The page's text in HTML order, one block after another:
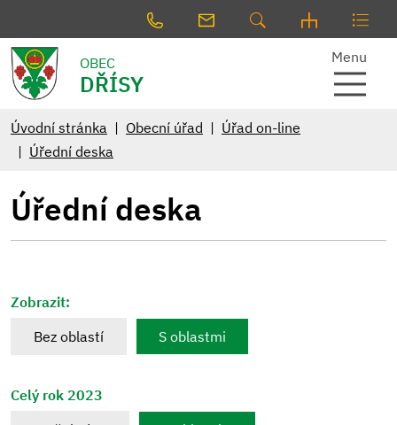
OBEC
DŘÍSY
Menu
Úvodní stránka Obecní úřad
Úřad on-line
Úřední deska
Úřední deska
Zobrazit:
Bez oblastí
S oblastmi
Celý rok 2023